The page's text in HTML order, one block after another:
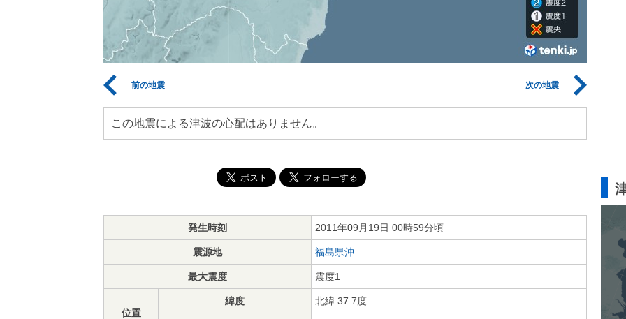
前の地震 次の地震
この地震による津波の心配はありません。
発生時刻 2011年09月19日 00時59分頃
震源地 福島県沖
最大震度 震度1
位置
緯度 北緯 37.7度